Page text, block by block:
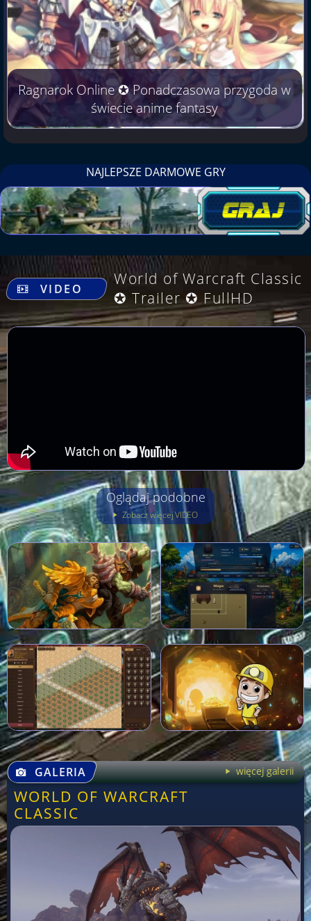
Ragnarok Online ✪ Ponadczasowa przygoda w
świecie anime fantasy
NAJLEPSZE DARMOWE GRY
.
VIDEO
World of Warcraft Classic
✪ Trailer ✪ FullHD
Oglądaj podobne
Zobacz więcej VIDEO
GALERIA więcej galerii
WORLD OF WARCRAFT
CLASSIC